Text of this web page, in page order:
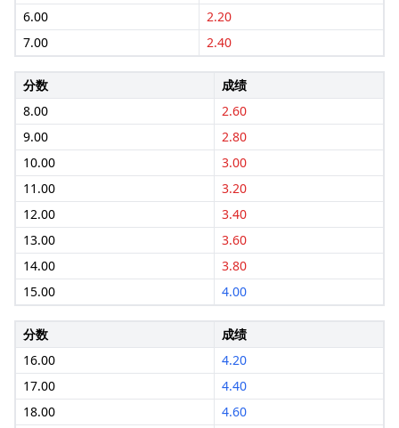
6.00
2.20
7.00
2.40
分数
成绩
8.00
2.60
9.00
2.80
10.00
3.00
11.00
3.20
12.00
3.40
13.00
3.60
14.00
3.80
15.00
4.00
分数
成绩
16.00
4.20
17.00
4.40
18.00
4.60